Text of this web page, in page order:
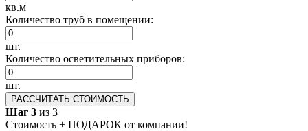
кв.м
Количество труб в помещении:
шт.
Количество осветительных приборов:
шт.
РАССЧИТАТЬ СТОИМОСТЬ
Шаг 3 из 3
Стоимость + ПОДАРОК от компании!